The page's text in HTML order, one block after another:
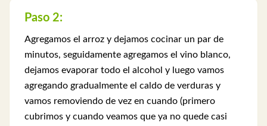
Paso 2:
Agregamos el arroz y dejamos cocinar un par de
minutos, seguidamente agregamos el vino blanco,
dejamos evaporar todo el alcohol y luego vamos
agregando gradualmente el caldo de verduras y
vamos removiendo de vez en cuando (primero
cubrimos y cuando veamos que ya no quede casi